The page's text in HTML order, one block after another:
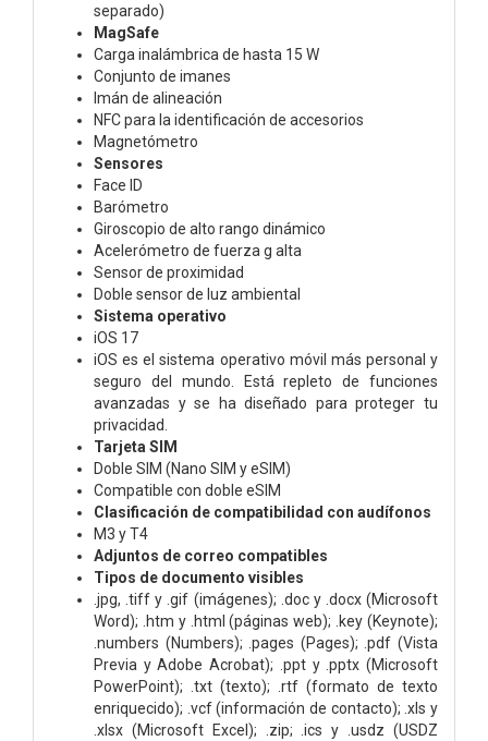
separado)
MagSafe
Carga inalámbrica de hasta 15 W
Conjunto de imanes
Imán de alineación
NFC para la identificación de accesorios
Magnetómetro
Sensores
Face ID
Barómetro
Giroscopio de alto rango dinámico
Acelerómetro de fuerza g alta
Sensor de proximidad
Doble sensor de luz ambiental
Sistema operativo
iOS 17
iOS es el sistema operativo móvil más personal y
seguro del mundo. Está repleto de funciones
avanzadas y se ha diseñado para proteger tu
privacidad.
Tarjeta SIM
Doble SIM (Nano SIM y eSIM)
Compatible con doble eSIM
Clasificación de compati­bilidad con audífonos
M3 y T4
Adjuntos de correo compatibles
Tipos de documento visibles
.jpg, .tiff y .gif (imágenes); .doc y .docx (Microsoft
Word); .htm y .html (páginas web); .key (Keynote);
.numbers (Numbers); .pages (Pages); .pdf (Vista
Previa y Adobe Acrobat); .ppt y .pptx (Microsoft
PowerPoint); .txt (texto); .rtf (formato de texto
enriquecido); .vcf (información de contacto); .xls y
.xlsx (Microsoft Excel); .zip; .ics y .usdz (USDZ